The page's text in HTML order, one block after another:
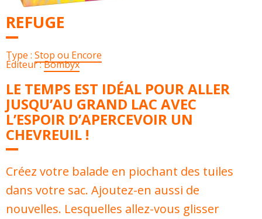
REFUGE
Type :Stop ou Encore
Éditeur :Bombyx
LE TEMPS EST IDÉAL POUR ALLER
JUSQU’AU GRAND LAC AVEC
L’ESPOIR D’APERCEVOIR UN
CHEVREUIL !
Créez votre balade en piochant des tuiles
dans votre sac. Ajoutez-en aussi de
nouvelles. Lesquelles allez-vous glisser